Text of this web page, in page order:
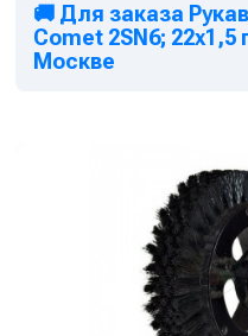
🚚 Для заказа
Comet 2SN6; 22х1,5
Москве